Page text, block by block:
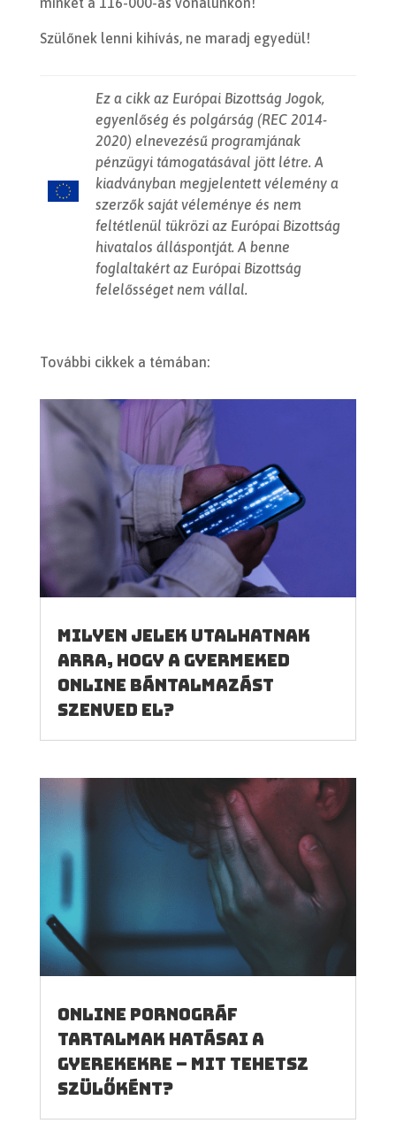
Szülőnek lenni kihívás, ne maradj egyedül!
Ez a cikk az Európai Bizottság Jogok,
egyenlőség és polgárság (REC 2014-
2020) elnevezésű programjának
pénzügyi támogatásával jött létre. A
kiadványban megjelentett vélemény a
szerzők saját véleménye és nem
feltétlenül tükrözi az Európai Bizottság
hivatalos álláspontját. A benne
foglaltakért az Európai Bizottság
felelősséget nem vállal.
További cikkek a témában:
Milyen jelek utalhatnak
arra, hogy a gyermeked
online bántalmazást
szenved el?
Online pornográf
tartalmak hatásai a
gyerekekre – mit tehetsz
szülőként?